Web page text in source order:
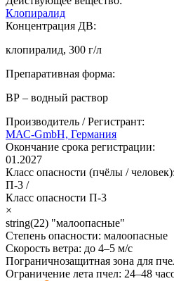
Клопиралид
Концентрация ДВ:
клопиралид, 300 г/л
Препаративная форма:
ВР – водный раствор
Производитель / Регистрант:
МАС-GmbH, Германия
Окончание срока регистрации:
01.2027
Класс опасности (пчёлы / человек):
П-3 /
Класс опасности П-3
×
string(22) "малоопасные"
Степень опасности: малоопасные
Скорость ветра: до 4–5 м/с
Пограничнозащитная зона для
Ограничение лета пчел: 24–48